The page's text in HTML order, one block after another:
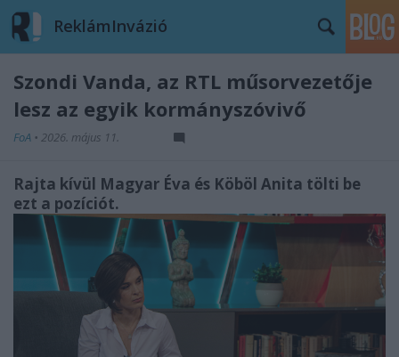
ReklámInvázió
Szondi Vanda, az RTL műsorvezetője
lesz az egyik kormányszóvivő
FoA • 2026. május 11.
Rajta kívül Magyar Éva és Köböl Anita tölti be
ezt a pozíciót.